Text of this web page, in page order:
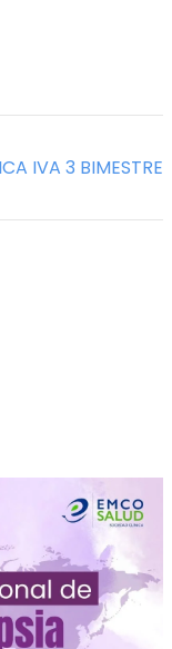
IVA 3 BIMESTRE